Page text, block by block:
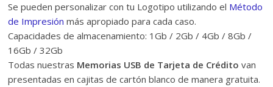
Se pueden personalizar con tu Logotipo utilizando el Método
de Impresión más apropiado para cada caso.
Capacidades de almacenamiento: 1Gb / 2Gb / 4Gb / 8Gb /
16Gb / 32Gb
Todas nuestras Memorias USB de Tarjeta de Créditovan
presentadas en cajitas de cartón blanco de manera gratuita.